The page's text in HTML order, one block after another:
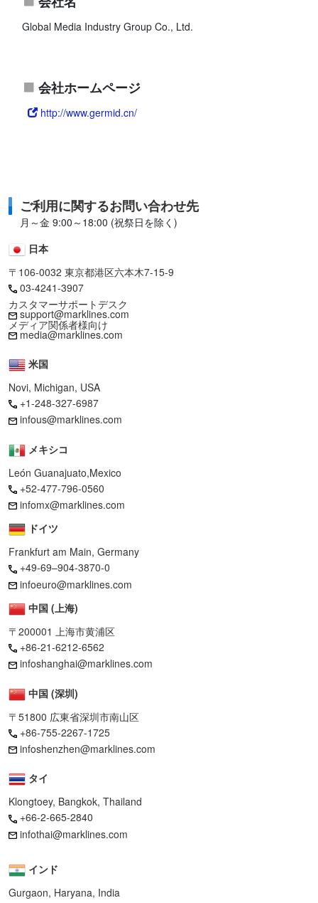
Global Media Industry Group Co., Ltd.
会社ホームページ
http://www.germid.cn/
ご利用に関するお問い合わせ先
月～金 9:00～18:00 (祝祭日を除く)
日本
〒106-0032 東京都港区六本木7-15-9
03-4241-3907
カスタマーサポートデスク
support@marklines.com
メディア関係者様向け
media@marklines.com
米国
Novi, Michigan, USA
+1-248-327-6987
infous@marklines.com
メキシコ
León Guanajuato,Mexico
+52-477-796-0560
infomx@marklines.com
ドイツ
Frankfurt am Main, Germany
+49-69–904-3870-0
infoeuro@marklines.com
中国 (上海)
〒200001 上海市黄浦区
+86-21-6212-6562
infoshanghai@marklines.com
中国 (深圳)
〒51800 広東省深圳市南山区
+86-755-2267-1725
infoshenzhen@marklines.com
タイ
Klongtoey, Bangkok, Thailand
+66-2-665-2840
infothai@marklines.com
インド
Gurgaon, Haryana, India